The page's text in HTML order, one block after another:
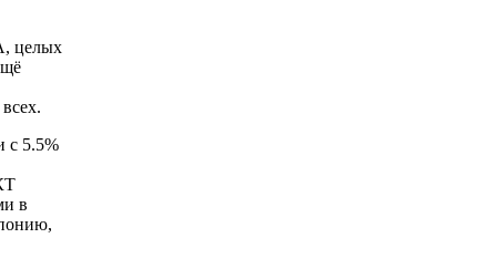
целых
с 5.5%
в